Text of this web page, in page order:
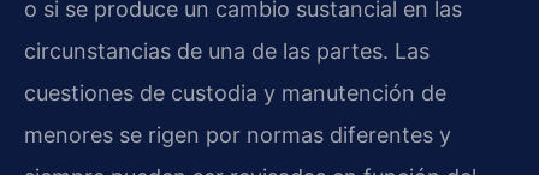
o si se produce un cambio sustancial en las
circunstancias de una de las partes. Las
cuestiones de custodia y manutención de
menores se rigen por normas diferentes y